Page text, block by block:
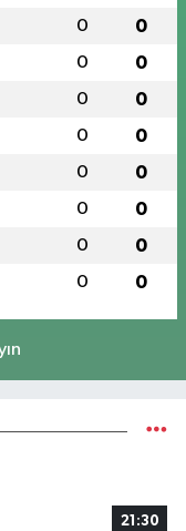
0 0
0 0
0 0
0 0
0 0
0 0
0 0
0 0
21:30